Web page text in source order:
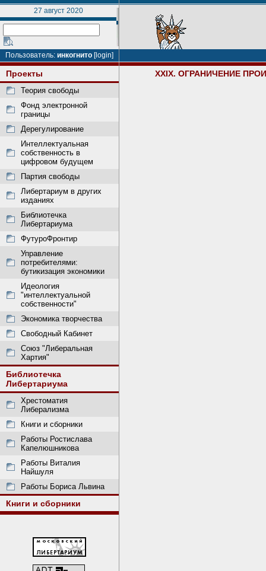
27 август 2020
Пользователь: инкогнито [login]
Проекты
Теория свободы
Фонд электронной
границы
Дерегулирование
Интеллектуальная
собственность в
цифровом будущем
Партия свободы
Либертариум в других
изданиях
Библиотечка
Либертариума
ФутуроФронтир
Управление
потребителями:
бутикизация экономики
Идеология
"интеллектуальной
собственности"
Экономика творчества
Свободный Кабинет
Союз "Либеральная
Хартия"
Библиотечка
Либертариума
Хрестоматия
Либерализма
Книги и сборники
Работы Ростислава
Капелюшникова
Работы Виталия
Найшуля
Работы Бориса Львина
Книги и сборники
XXIX. ОГРАНИЧЕНИЕ